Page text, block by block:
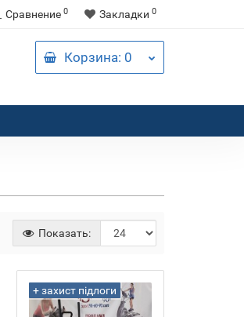
Сравнение 0 Закладки 0
Корзина: 0
Показать:
+ захист підлоги